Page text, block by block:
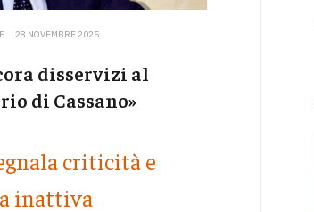
28 NOVEMBRE 2025
disservizi al
di Cassano»
criticità e
inattiva